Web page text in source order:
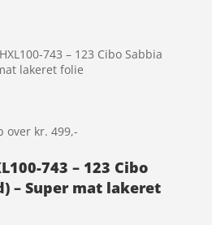
743 – 123 Cibo Sabbia
lakeret folie
over kr. 499,-
743 – 123 Cibo
– Super mat lakeret